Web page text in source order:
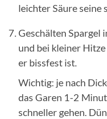
leichter Säure seine
Geschälten Spargel
und bei kleiner
er bissfest ist.
Wichtig: je nach
das Garen 1-2
schneller gehen.